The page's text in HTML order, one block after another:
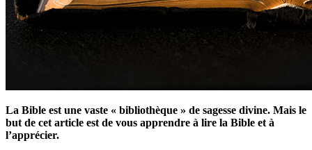
La Bible est une vaste « bibliothèque » de sagesse divine. Mais le
but de cet article est de vous apprendre à lire la Bible et à
l’apprécier.